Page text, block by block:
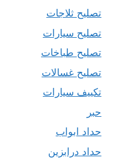
تصليح ثلاجات
تصليح سيارات
تصليح طباخات
تصليح غسالات
تكييف سيارات
حبر
حداد ابواب
حداد درابزين